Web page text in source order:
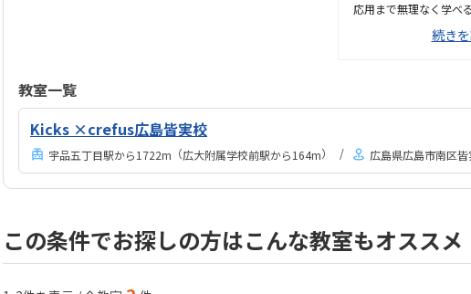
た
応用まで無理なく学べ
にも活用しやすいと感
落ち着いた雰囲気で通
届いていました。落ち
ートを考えると納得
やすい価格帯だと感じ
した。現時点では特に気
続き
教室一覧
Kicks ×crefus広島皆実校
宇品五丁目駅から1722m （広大附属学校前駅から164m） 広島県広島市南区
この条件でお探しの方はこんな教室もオススメ